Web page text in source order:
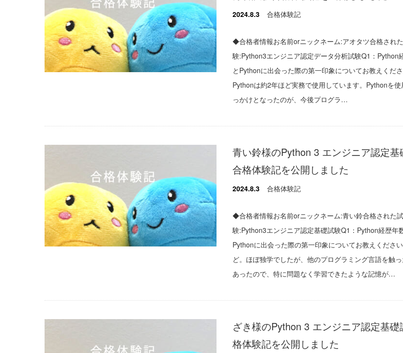
2024.8.3 合格体験記
◆合格者情報お名前orニックネーム:アオタツ合格され
験:Python3エンジニア認定データ分析試験Q1：Python
とPythonに出会った際の第一印象についてお教えくださ
Pythonは約2年ほど実務で使用しています。Pythonを使
っかけとなったのが、今後プログラ…
青い鈴様のPython 3 エンジニア認定基
合格体験記を公開しました
2024.8.3 合格体験記
◆合格者情報お名前orニックネーム:青い鈴合格された試
験:Python3エンジニア認定基礎試験Q1：Python経歴年
Pythonに出会った際の第一印象についてお教えくださ
ど。ほぼ独学でしたが、他のプログラミング言語を触
あったので、特に問題なく学習できたような記憶が…
ざき様のPython 3 エンジニア認定基礎
格体験記を公開しました